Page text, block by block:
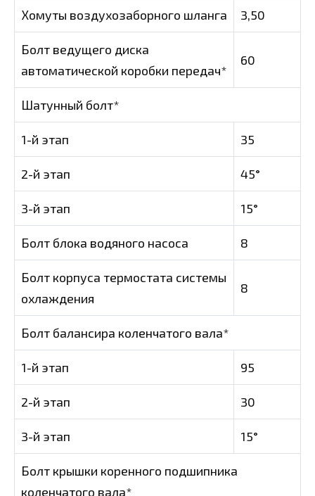
Хомуты воздухозаборного шланга 3,50
Болт ведущего диска
автоматической коробки передач*
60
Шатунный болт*
1-й этап 35
2-й этап 45°
3-й этап 15°
Болт блока водяного насоса 8
Болт корпуса термостата системы
охлаждения
8
Болт балансира коленчатого вала*
1-й этап 95
2-й этап 30
3-й этап 15°
Болт крышки коренного подшипника
коленчатого вала*